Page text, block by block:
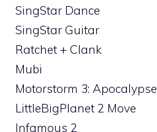
SingStar Dance
SingStar Guitar
Ratchet + Clank
Mubi
Motorstorm 3: Apocalypse
LittleBigPlanet 2 Move
Infamous 2